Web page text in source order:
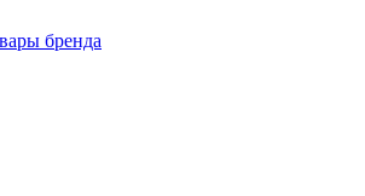
бренда